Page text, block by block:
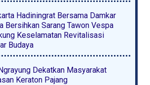
Hadiningrat Bersama Damkar
Bersihkan Sarang Tawon Vespa
Keselamatan Revitalisasi
Budaya
Dekatkan Masyarakat
Keraton Pajang